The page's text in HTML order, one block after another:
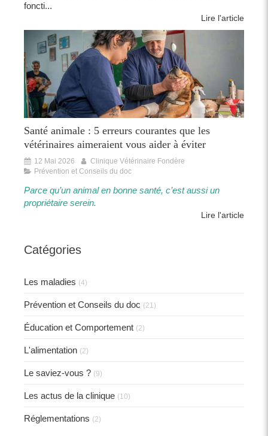
foncti...
Lire l'article
Santé animale : 5 erreurs courantes que les
vétérinaires aimeraient vous aider à éviter
12 Mai 2026
Clinique Vétérinaire Fondère
Prévention et Conseils du doc
Parce qu’un animal en bonne santé, c’est aussi un
propriétaire serein.​​
Lire l'article
Catégories
Les maladies (4)
Prévention et Conseils du doc (21)
Éducation et Comportement (2)
L'alimentation (2)
Le saviez-vous ? (9)
Les actus de la clinique (10)
Réglementations (2)